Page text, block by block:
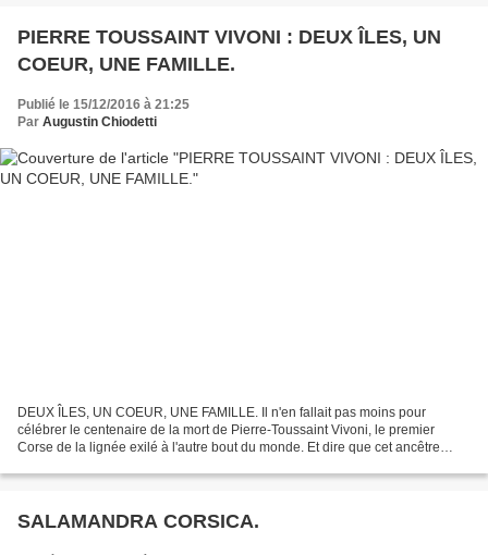
PIERRE TOUSSAINT VIVONI : DEUX ÎLES, UN
COEUR, UNE FAMILLE.
Publié le 15/12/2016 à 21:25
Par Augustin Chiodetti
DEUX ÎLES, UN COEUR, UNE FAMILLE. Il n'en fallait pas moins pour
célébrer le centenaire de la mort de Pierre-Toussaint Vivoni, le premier
Corse de la lignée exilé à l'autre bout du monde. Et dire que cet ancêtre
SALAMANDRA CORSICA.